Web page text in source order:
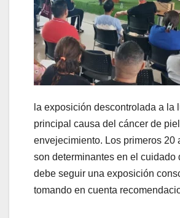
la exposición descontrolada a la
principal causa del cáncer de
envejecimiento. Los primeros 20
son determinantes en el cuidado
debe seguir una exposición
tomando en cuenta